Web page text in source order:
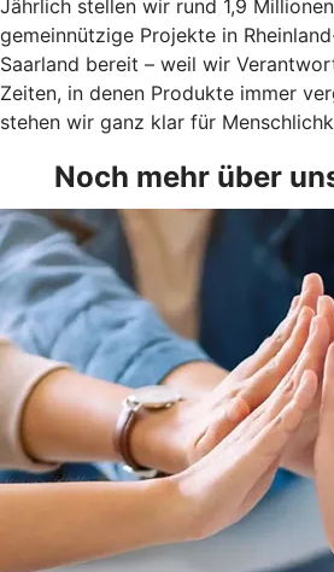
Jährlich stellen wir rund 1,9
gemeinnützige Projekte in
Saarland bereit – weil wir
Zeiten, in denen Produkte immer
stehen wir ganz klar für
Noch mehr über